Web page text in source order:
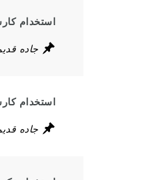
استخدام
جاده
استخدام
جاده